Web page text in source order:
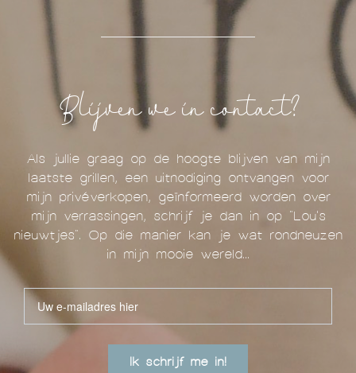
Blijven we in contact?
Als jullie graag op de hoogte blijven van mijn
laatste grillen, een uitnodiging ontvangen voor
mijn privéverkopen, geïnformeerd worden over
mijn verrassingen, schrijf je dan in op "Lou's
nieuwtjes". Op die manier kan je wat rondneuzen
in mijn mooie wereld...
Ik schrijf me in!